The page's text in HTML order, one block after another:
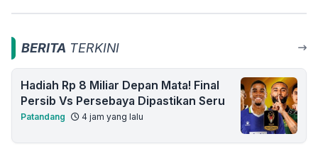
BERITA TERKINI
Hadiah Rp 8 Miliar Depan Mata! Final
Persib Vs Persebaya Dipastikan Seru
Patandang 4 jam yang lalu